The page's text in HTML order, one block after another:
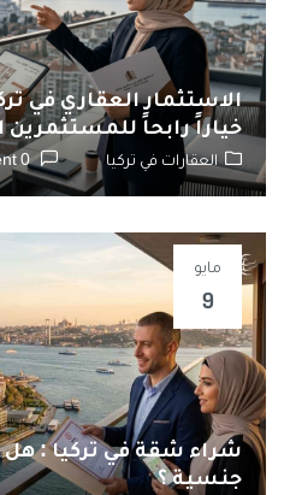
خياراً رابحاً للمستثمرين
العقارات في تركيا 0 Comment
مايو
9
شراء شقة في تركيا : هل
جنسية ؟